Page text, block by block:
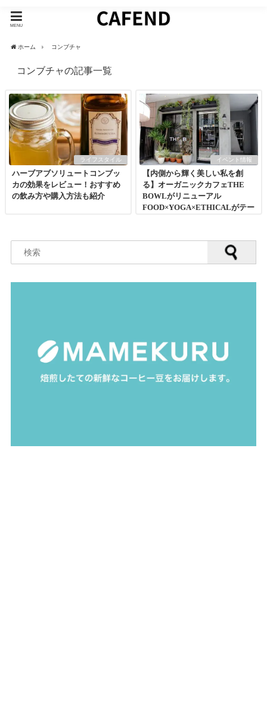
MENU
ホーム コンブチャ
コンブチャの記事一覧
ライフスタイル
ハーブアブソリュートコンブッ
カの効果をレビュー！おすすめ
の飲み方や購入方法も紹介
イベント情報
【内側から輝く美しい私を創
る】オーガニックカフェTHE
BOWLがリニューアル
FOOD×YOGA×ETHICALがテー